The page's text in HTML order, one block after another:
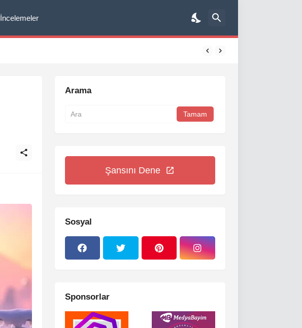
İncelemeler
Arama
Şansını Dene
Sosyal
Sponsorlar